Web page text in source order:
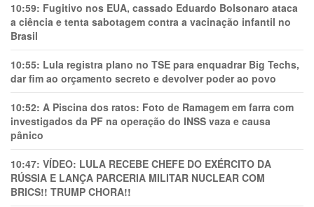
10:59: Fugitivo nos EUA, cassado Eduardo Bolsonaro ataca
a ciência e tenta sabotagem contra a vacinação infantil no
Brasil
10:55: Lula registra plano no TSE para enquadrar Big Techs,
dar fim ao orçamento secreto e devolver poder ao povo
10:52: A Piscina dos ratos: Foto de Ramagem em farra com
investigados da PF na operação do INSS vaza e causa
pânico
10:47: VÍDEO: LULA RECEBE CHEFE DO EXÉRCITO DA
RÚSSIA E LANÇA PARCERIA MILITAR NUCLEAR COM
BRICS!! TRUMP CHORA!!